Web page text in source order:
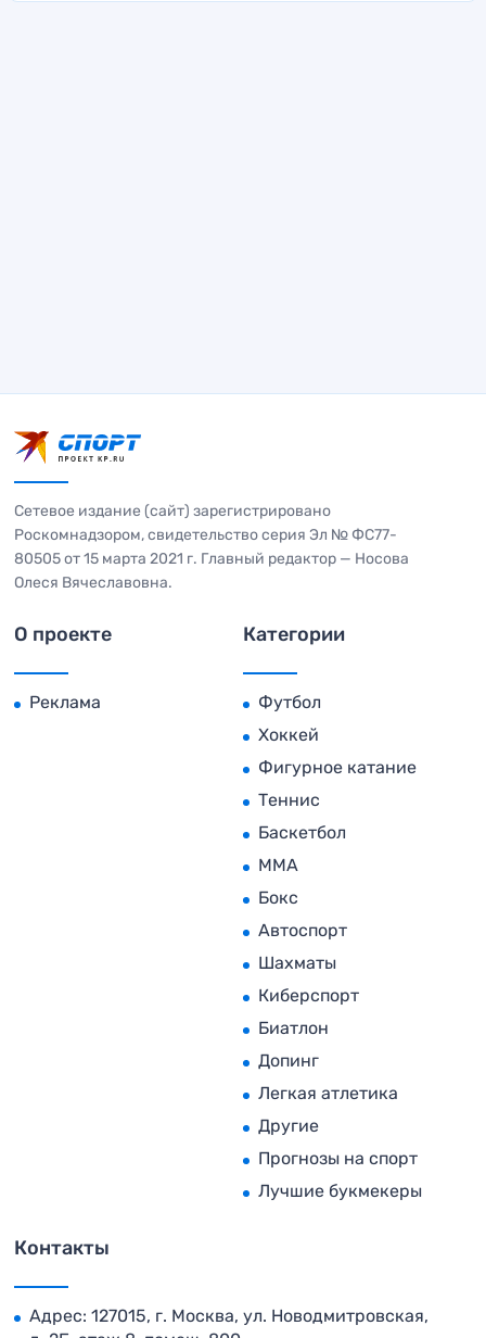
Сетевое издание (сайт) зарегистрировано
Роскомнадзором, свидетельство серия Эл № ФС77-
80505 от 15 марта 2021 г. Главный редактор — Носова
Олеся Вячеславовна.
О проекте
Реклама
Категории
Футбол
Хоккей
Фигурное катание
Теннис
Баскетбол
MMA
Бокс
Автоспорт
Шахматы
Киберспорт
Биатлон
Допинг
Легкая атлетика
Другие
Прогнозы на спорт
Лучшие букмекеры
Контакты
Адрес: 127015, г. Москва, ул. Новодмитровская,